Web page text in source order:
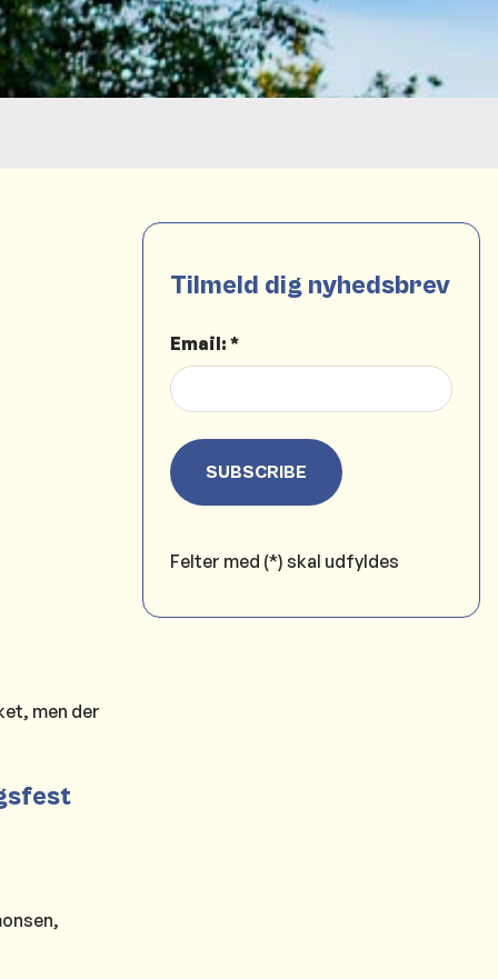
men der
Tilmeld dig nyhedsbrev
Email: *
SUBSCRIBE
Felter med (*) skal udfyldes